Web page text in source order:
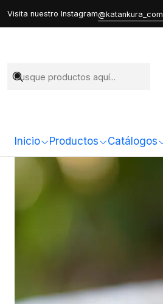
Inicio Productos Catálogos
Visita nuestro Instagram@katankura_com